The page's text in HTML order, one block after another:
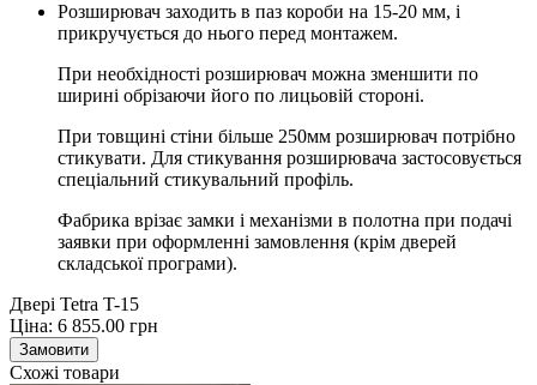
Розширювач заходить в паз короби на 15-20 мм, і
прикручується до нього перед монтажем.
При необхідності розширювач можна зменшити по
ширині обрізаючи його по лицьовій стороні.
При товщині стіни більше 250мм розширювач потрібно
стикувати. Для стикування розширювача застосовується
спеціальний стикувальний профіль.
Фабрика врізає замки і механізми в полотна при подачі
заявки при оформленні замовлення (крім дверей
складської програми).
Двері Tetra T-15
Ціна: 6 855.00 грн
Замовити
Схожі товари